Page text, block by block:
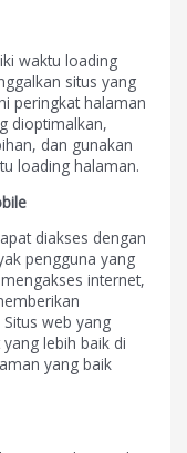
waktu loading
situs yang
peringkat halaman
dioptimalkan,
dan gunakan
loading halaman.
diakses dengan
pengguna yang
internet,
web yang
lebih baik di
yang baik